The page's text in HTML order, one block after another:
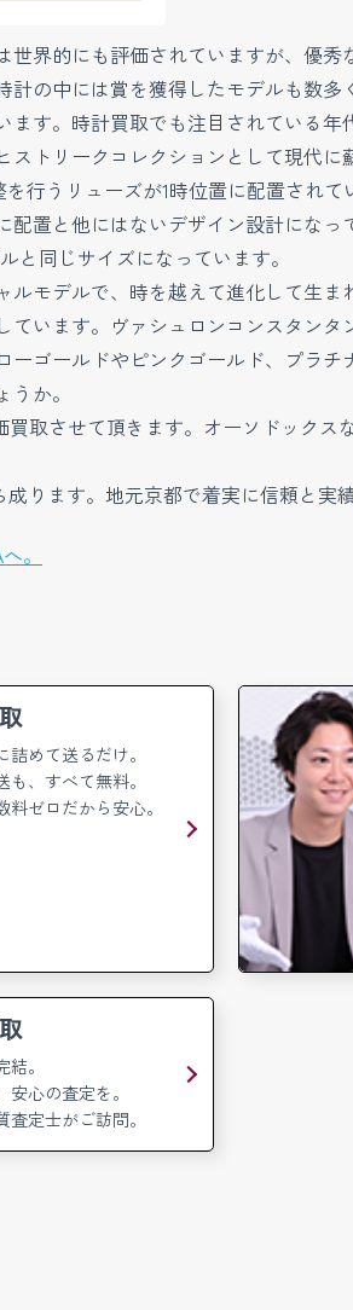
界的にも評価されていますが、優
の中には賞を獲得したモデルも数多
す。時計買取でも注目されている年
トリークコレクションとして現代に
行うリューズが1時位置に配置され
置と他にはないデザイン設計にな
と同じサイズになっています。
モデルで、時を越えて進化して生
います。ヴァシュロンコンスタン
ゴールドやピンクゴールド、プラ
か。
取させて頂きます。オーソドックス
ります。地元京都で着実に信頼と
。
詰めて送るだけ。
も、すべて無料。
料ゼロだから安心。
。
安心の査定を。
査定士がご訪問。